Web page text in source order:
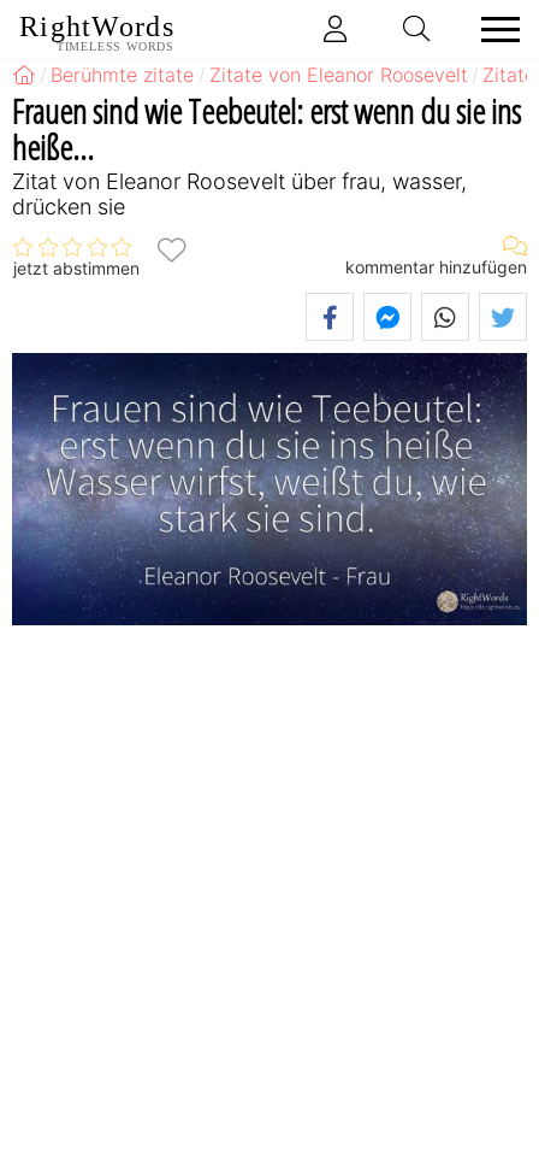
RightWords
TIMELESS WORDS
Berühmte zitate Zitate von Eleanor Roosevelt Zitate
Frauen sind wie Teebeutel: erst wenn du sie ins
heiße...
Zitat von Eleanor Roosevelt über frau, wasser,
drücken sie
jetzt abstimmen kommentar hinzufügen